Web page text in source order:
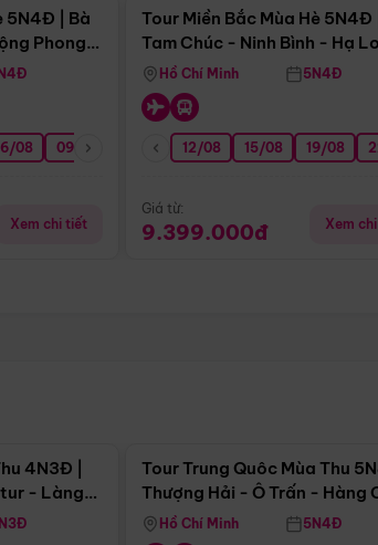
27/09
5N4Đ | Bà
Phong
08 09/09 16/09 23/09 30/09 07/10
Xem chi tiết
Tour Miền Bắc Mùa Hè 5N4Đ |
Tam Chúc - Ninh Bình - Hạ
Hồ Chí Minh 5N4Đ
12/08 15/08 19/08
Giá từ:
9.399.000đ Xem
4N3Đ |
- Làng
Tour Trung Quôc Mùa Thu
Thượng Hải - Ô Trấn - Hàng
(Tour Không Shopping)
Hồ Chí Minh 5N4Đ